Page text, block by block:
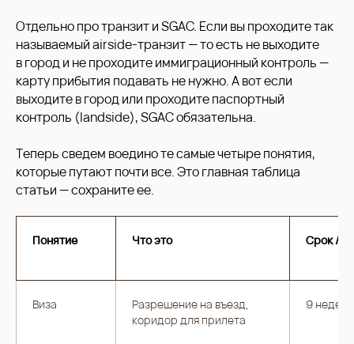
Отдельно про транзит и SGAC. Если вы проходите так
называемый airside-транзит — то есть не выходите
в город и не проходите иммиграционный контроль —
карту прибытия подавать не нужно. А вот если
выходите в город или проходите паспортный
контроль (landside), SGAC обязательна.
Теперь сведем воедино те самые четыре понятия,
которые путают почти все. Это главная таблица
статьи — сохраните ее.
Понятие Что это Срок /
Виза
Разрешение на въезд,
коридор для прилета
9